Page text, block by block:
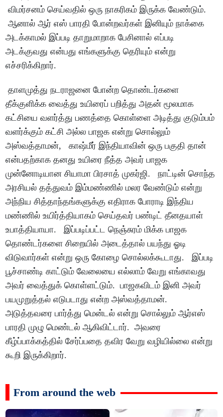
விமர்சனம் செய்வதில் ஒரு நாகரிகம் இருக்க வேண்டும்.
ஆனால் ஆர் எஸ் பாரதி போன்றவர்கள் இனியும் நாக்கை
அடக்காமல் இப்படி தாறுமாறாக பேசினால் எப்படி
அடக்குவது என்பது எங்களுக்கு தெரியும் என்று
எச்சரிக்கிறார்.
தாளமுத்து நடராஜனை போன்ற தொண்டர்களை
தீக்குளிக்க வைத்து உயிரைப் பறித்து அதன் மூலமாக
கட்சியை வளர்த்து பணத்தை கொள்ளை அடித்து குடும்பம்
வளர்க்கும் கட்சி அல்ல பாஜக என்று சொல்லும்
அஸ்வத்தாமன், காஷ்மீர் இந்தியாவின் ஒரு பகுதி தான்
என்பதற்காக தனது உயிரை நீத்த அவர் பாஜக
முன்னோடியான சியாமா பிரசாத் முகர்ஜி. நாட்டின் சொந்த
அரசியல் தத்துவம் இம்மண்ணில் மலர வேண்டும் என்று
அந்நிய சித்தாந்தங்களுக்கு எதிராக போராடி இந்திய
மண்ணில் உயிர்த்தியாகம் செய்தவர் பண்டிட் தீனதயாள்
உபாத்தியாயா. இப்படிப்பட்ட நெஞ்சுரம் மிக்க பாஜக
தொண்டர்களை சிறையில் அடைத்தால் பயந்து ஓடி
விடுவார்கள் என்று ஒரு கோழை சொல்லக்கூடாது. இப்படி
பூச்சாண்டி காட்டும் வேலையை எல்லாம் வேறு எங்காவது
அவர் வைத்துக் கொள்ளட்டும். பாஜகவிடம் இனி அவர்
பயமுறுத்தல் எடுபடாது என்ற அஸ்வத்தாமன்.
அடுத்தவரை பார்த்து மென்டல் என்று சொல்லும் ஆர்எஸ்
பாரதி முழு மெண்டல் ஆகிவிட்டார். அவரை
கீழ்ப்பாக்கத்தில் சேர்ப்பதை தவிர வேறு வழியில்லை என்று
கூறி இருக்கிறார்.
From around the web